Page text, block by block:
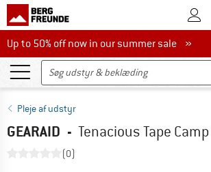
Til
Up to 50% off now in our summer sale
Up to 50% off now in our summer sale »
Pleje af udstyr
GEARAID - Tenacious Tape
(0)